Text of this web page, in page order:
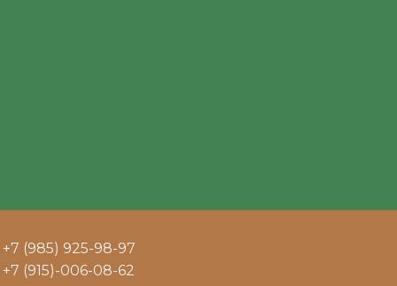
(985) 925-98-97
(915)-006-08-62